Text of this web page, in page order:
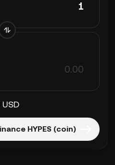
USD
HYPES (coin)